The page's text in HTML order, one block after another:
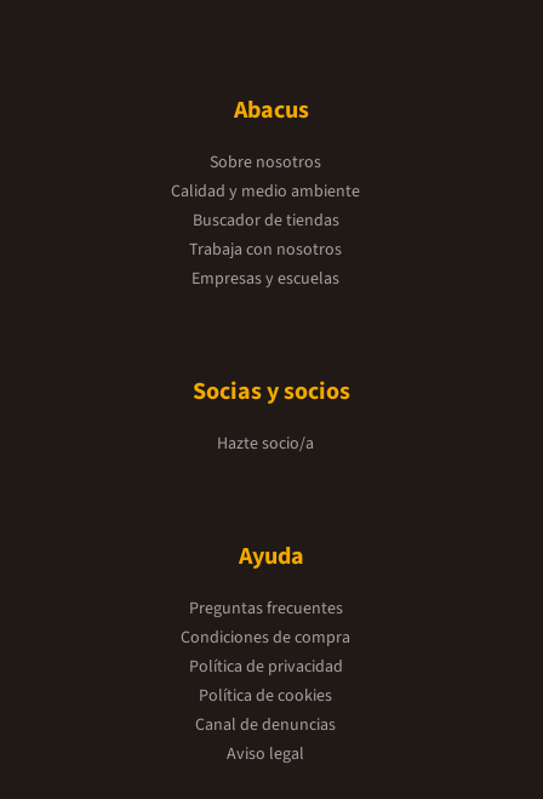
Abacus
Sobre nosotros
Calidad y medio ambiente
Buscador de tiendas
Trabaja con nosotros
Empresas y escuelas
Socias y socios
Hazte socio/a
Ayuda
Preguntas frecuentes
Condiciones de compra
Política de privacidad
Política de cookies
Canal de denuncias
Aviso legal